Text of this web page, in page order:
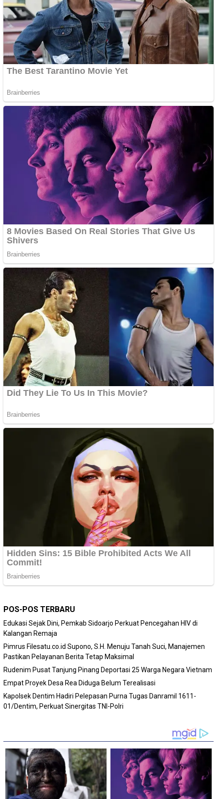
POS-POS TERBARU
Edukasi Sejak Dini, Pemkab Sidoarjo Perkuat Pencegahan HIV di
Kalangan Remaja
Pimrus Filesatu.co.id Supono, S.H. Menuju Tanah Suci, Manajemen
Pastikan Pelayanan Berita Tetap Maksimal
Rudenim Pusat Tanjung Pinang Deportasi 25 Warga Negara Vietnam
Empat Proyek Desa Rea Diduga Belum Terealisasi
Kapolsek Dentim Hadiri Pelepasan Purna Tugas Danramil 1611-
01/Dentim, Perkuat Sinergitas TNI-Polri